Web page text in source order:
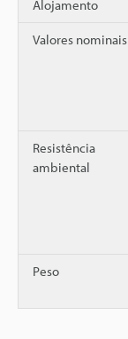
Alojamento
Valores nominais
Resistência
ambiental
Peso